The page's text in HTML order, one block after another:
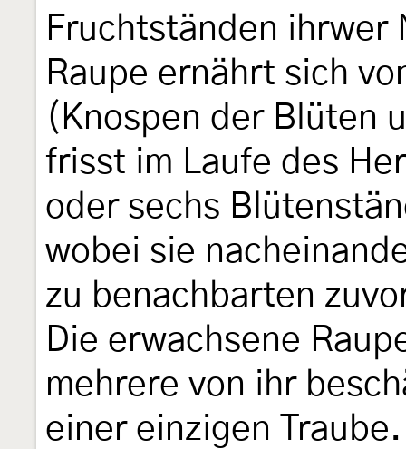
Fruchtständen ihrwer
Raupe ernährt sich
(Knospen der Blüten
frisst im Laufe des
oder sechs
wobei sie
zu benachbarten
Die erwachsene
mehrere von ihr
einer einzigen